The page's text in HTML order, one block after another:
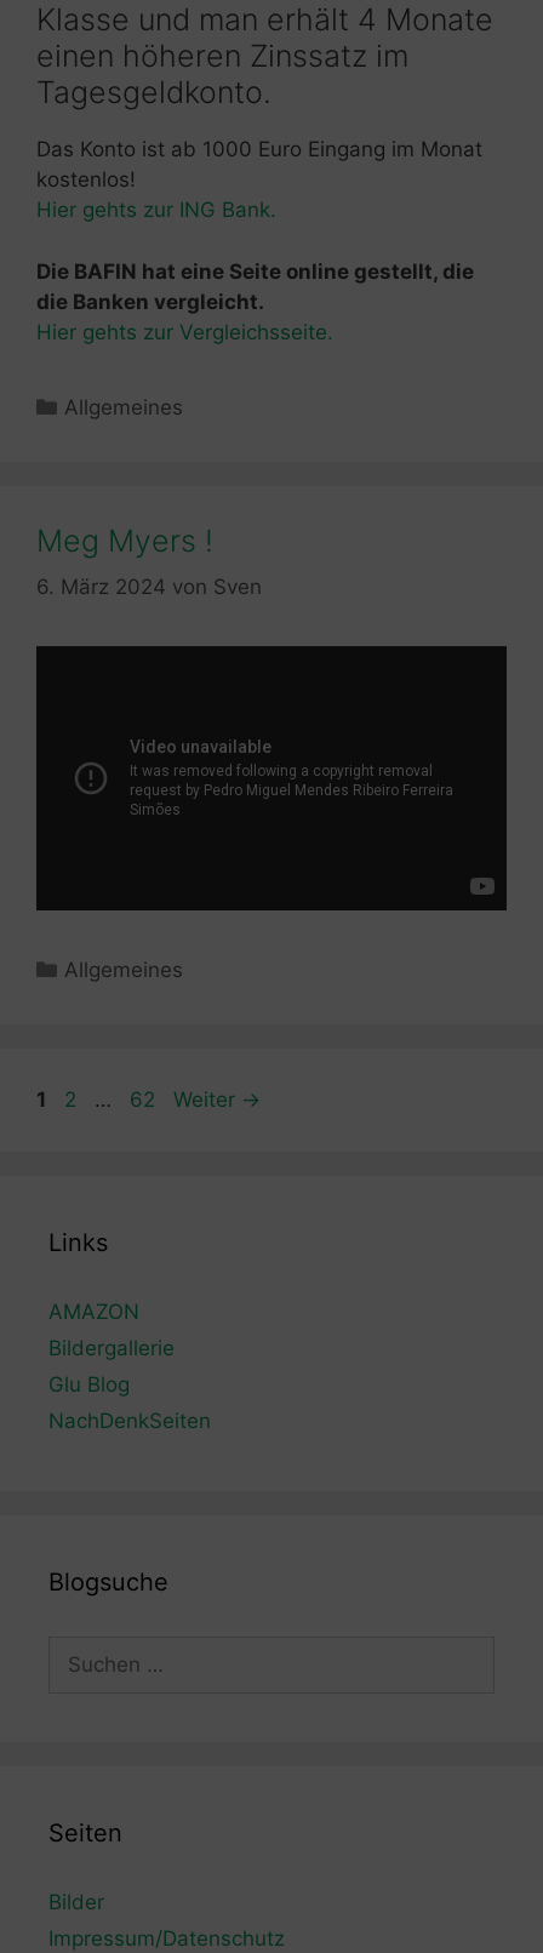
Klasse und man erhält 4 Monate
einen höheren Zinssatz im
Tagesgeldkonto.
Das Konto ist ab 1000 Euro Eingang im Monat
kostenlos!
Hier gehts zur ING Bank.
Die BAFIN hat eine Seite online gestellt, die
die Banken vergleicht.
Hier gehts zur Vergleichsseite.
Kategorien
Allgemeines
Meg Myers !
6. März 2024 von Sven
Kategorien
Allgemeines
Seite
1 Seite
2 … Seite
62 Weiter →
Links
AMAZON
Bildergallerie
Glu Blog
NachDenkSeiten
Blogsuche
Seiten
Bilder
Impressum/Datenschutz